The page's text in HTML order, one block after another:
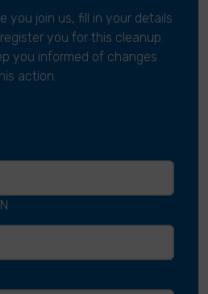
you join us, fill in your details
you for this cleanup.
you informed of changes
action.